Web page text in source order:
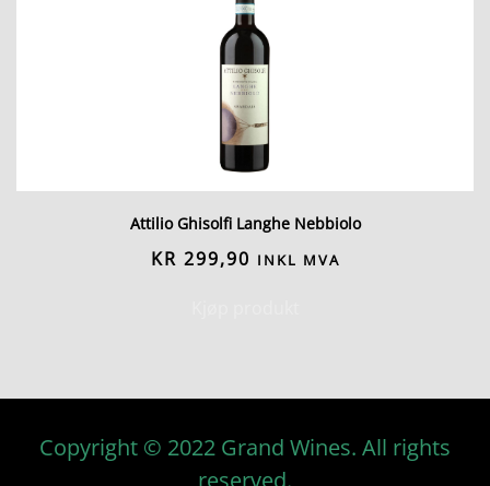
Attilio Ghisolfi Langhe Nebbiolo
KR 299,90 INKL MVA
Copyright © 2022 Grand Wines. All rights
reserved.